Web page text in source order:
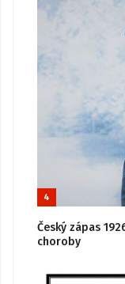
4
Český zápas
choroby